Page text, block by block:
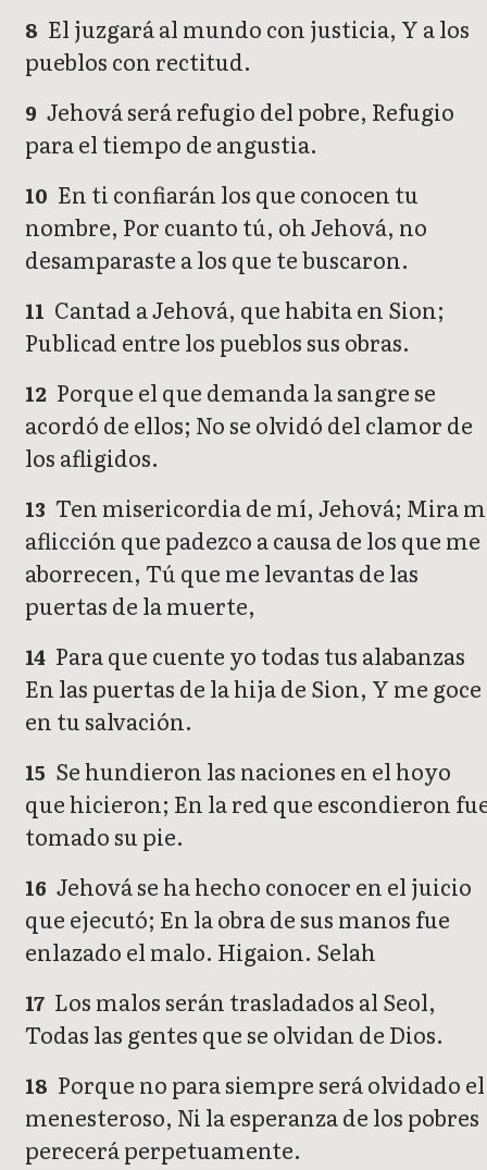
8 El juzgará al mundo con justicia, Y a los
pueblos con rectitud.
9 Jehová será refugio del pobre, Refugio
para el tiempo de angustia.
10 En ti confiarán los que conocen tu
nombre, Por cuanto tú, oh Jehová, no
desamparaste a los que te buscaron.
11 Cantad a Jehová, que habita en Sion;
Publicad entre los pueblos sus obras.
12 Porque el que demanda la sangre se
acordó de ellos; No se olvidó del clamor de
los afligidos.
13 Ten misericordia de mí, Jehová; Mira
aflicción que padezco a causa de los que me
aborrecen, Tú que me levantas de las
puertas de la muerte,
14 Para que cuente yo todas tus alabanzas
En las puertas de la hija de Sion, Y me goce
en tu salvación.
15 Se hundieron las naciones en el hoyo
que hicieron; En la red que escondieron
tomado su pie.
16 Jehová se ha hecho conocer en el juicio
que ejecutó; En la obra de sus manos fue
enlazado el malo. Higaion. Selah
17 Los malos serán trasladados al Seol,
Todas las gentes que se olvidan de Dios.
18 Porque no para siempre será olvidado el
menesteroso, Ni la esperanza de los pobres
perecerá perpetuamente.